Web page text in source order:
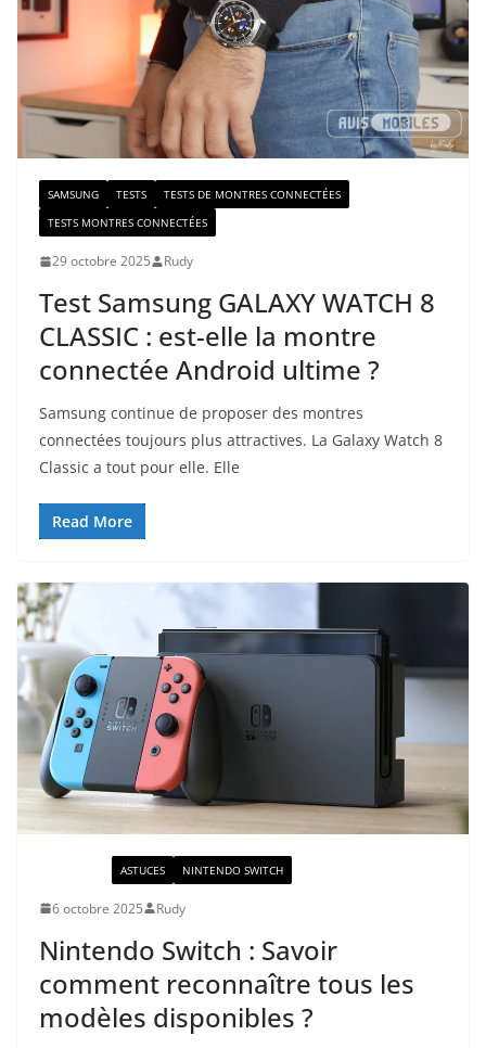
SAMSUNG TESTS
TESTS DE MONTRES CONNECTÉES
TESTS MONTRES CONNECTÉES
29 octobre 2025 Rudy
Test Samsung GALAXY WATCH 8
CLASSIC : est-elle la montre
connectée Android ultime ?
Samsung continue de proposer des montres
connectées toujours plus attractives. La Galaxy Watch 8
Classic a tout pour elle. Elle
Read More
ASTUCES NINTENDO SWITCH
6 octobre 2025 Rudy
Nintendo Switch : Savoir
comment reconnaître tous les
modèles disponibles ?